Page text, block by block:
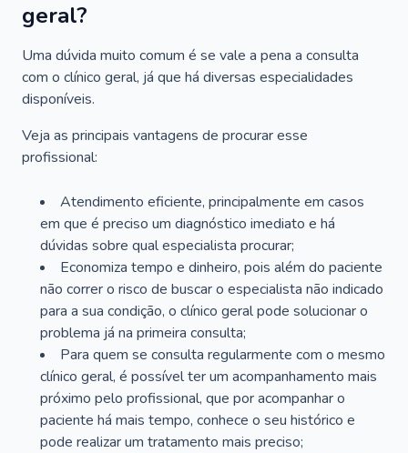
geral?
Uma dúvida muito comum é se vale a pena a consulta
com o clínico geral, já que há diversas especialidades
disponíveis.
Veja as principais vantagens de procurar esse
profissional:
Atendimento eficiente, principalmente em casos
em que é preciso um diagnóstico imediato e há
dúvidas sobre qual especialista procurar;
Economiza tempo e dinheiro, pois além do paciente
não correr o risco de buscar o especialista não indicado
para a sua condição, o clínico geral pode solucionar o
problema já na primeira consulta;
Para quem se consulta regularmente com o mesmo
clínico geral, é possível ter um acompanhamento mais
próximo pelo profissional, que por acompanhar o
paciente há mais tempo, conhece o seu histórico e
pode realizar um tratamento mais preciso;